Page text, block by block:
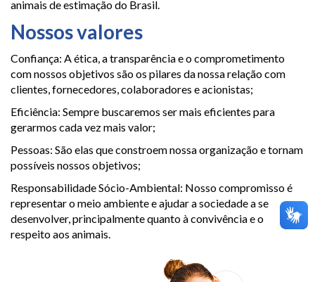
animais de estimação do Brasil.
Nossos valores
Confiança: A ética, a transparência e o comprometimento
com nossos objetivos são os pilares da nossa relação com
clientes, fornecedores, colaboradores e acionistas;
Eficiência: Sempre buscaremos ser mais eficientes para
gerarmos cada vez mais valor;
Pessoas: São elas que constroem nossa organização e tornam
possíveis nossos objetivos;
Responsabilidade Sócio-Ambiental: Nosso compromisso é
representar o meio ambiente e ajudar a sociedade a se
desenvolver, principalmente quanto à convivência e o
respeito aos animais.